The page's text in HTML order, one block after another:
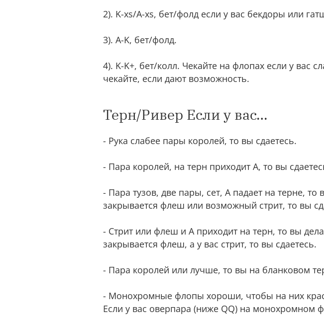
2). K-xs/A-xs, бет/фолд если у вас бекдоры или
3). A-K, бет/фолд.
4). K-K+, бет/колл. Чекайте на флопах если у вас
чекайте, если дают возможность.
Терн/Ривер Если у вас…
- Рука слабее пары королей, то вы сдаетесь.
- Пара королей, на терн приходит А, то вы
- Пара тузов, две пары, сет, А падает на терне,
закрывается флеш или возможный стрит, то вы
- Стрит или флеш и А приходит на терн, то вы
закрывается флеш, а у вас стрит, то вы сдаетесь.
- Пара королей или лучше, то вы на бланковом
- Монохромные флопы хороши, чтобы на них
Если у вас оверпара (ниже QQ) на монохромном